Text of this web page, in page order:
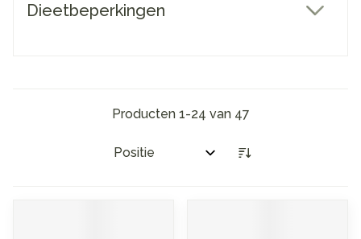
Dieetbeperkingen
Producten 1-24 van 47
Sorteer op: